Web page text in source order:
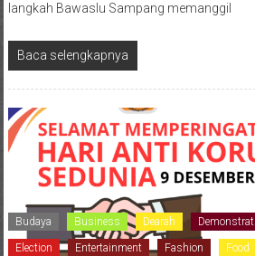
langkah Bawaslu Sampang memanggil
Baca selengkapnya
Budaya Business Dearah
Election Entertainment Fashion Food